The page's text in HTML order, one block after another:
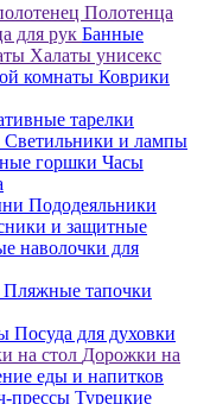
Полотенца
для рук Банные
Халаты унисекс
комнаты Коврики
тарелки
Светильники и лампы
горшки Часы
Пододеяльники
и защитные
наволочки для
Пляжные тапочки
Посуда для духовки
на стол Дорожки на
еды и напитков
прессы Турецкие